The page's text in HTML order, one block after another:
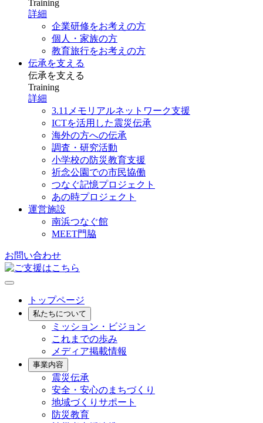
Training
詳細
企業研修をお考えの方
個人・家族の方
教育旅行をお考えの方
伝承を支える
伝承を支える
Training
詳細
3.11メモリアルネットワーク支援
ICTを活用した震災伝承
海外の方への伝承
調査・研究活動
小学校の防災教育支援
祈念公園での市民協働
つなぐ記憶プロジェクト
あの時プロジェクト
運営施設
南浜つなぐ館
MEET門脇
お問い合わせ
トップページ
私たちについて
ミッション・ビジョン
これまでの歩み
メディア掲載情報
事業内容
震災伝承
安全・安心のまちづくり
地域づくりサポート
防災教育